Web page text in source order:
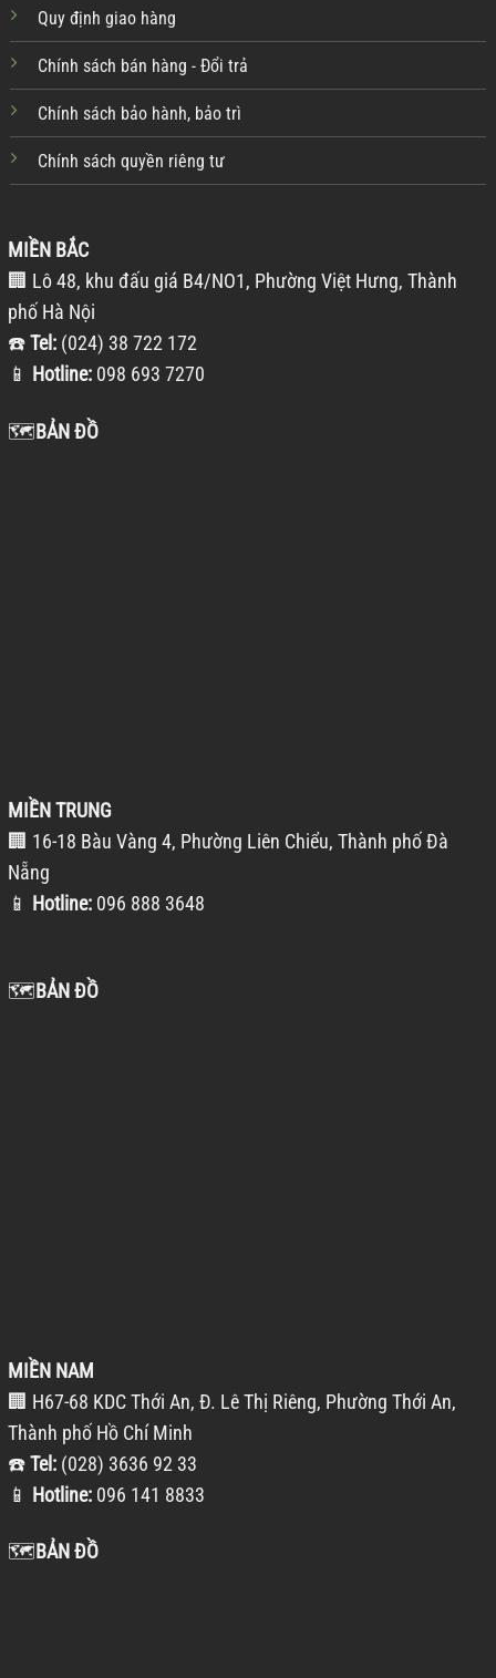
Quy định giao hàng
Chính sách bán hàng - Đổi trả
Chính sách bảo hành, bảo trì
Chính sách quyền riêng tư
MIỀN BẮC
🏢 Lô 48, khu đấu giá B4/NO1, Phường Việt Hưng, Thành
phố Hà Nội
☎️Tel: (024) 38 722 172
📱 Hotline: 098 693 7270
🗺️BẢN ĐỒ
MIỀN TRUNG
🏢 16-18 Bàu Vàng 4, Phường Liên Chiểu, Thành phố Đà
Nẵng
📱 Hotline: 096 888 3648
🗺️BẢN ĐỒ
MIỀN NAM
🏢 H67-68 KDC Thới An, Đ. Lê Thị Riêng, Phường Thới An,
Thành phố Hồ Chí Minh
☎️Tel: (028) 3636 92 33
📱 Hotline: 096 141 8833
🗺️BẢN ĐỒ